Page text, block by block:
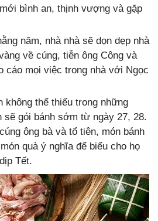
bình an, thịnh vượng và gặp
năm, nhà nhà sẽ dọn dẹp nhà
về cúng, tiễn ông Công và
cáo mọi việc trong nhà với Ngọc
không thể thiếu trong những
sẽ gói bánh sớm từ ngày 27, 28.
ông bà và tổ tiên, món bánh
quà ý nghĩa để biếu cho họ
Tết.